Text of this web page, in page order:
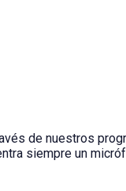
de nuestros
siempre un